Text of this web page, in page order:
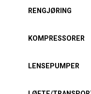
RENGJØRING
KOMPRESSORER
LENSEPUMPER